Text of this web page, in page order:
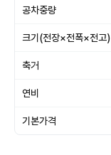
공차중량
크기(전장×전폭×전고)
축거
연비
기본가격